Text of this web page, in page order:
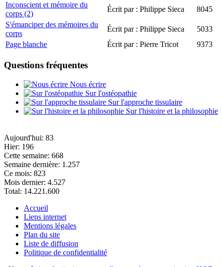
Inconscient et mémoire du
corps (2)
Écrit par : Philippe Sieca
8045
S'émanciper des mémoires du
corps
Écrit par : Philippe Sieca
5033
Page blanche
Écrit par : Pierre Tricot 9373
Questions fréquentes
Nous écrire
Sur l'ostéopathie
Sur l'approche tissulaire
Sur l'histoire et la philosophie
Aujourd'hui: 83
Hier: 196
Cette semaine: 668
Semaine dernière: 1.257
Ce mois: 823
Mois dernier: 4.527
Total: 14.221.600
Accueil
Liens internet
Mentions légales
Plan du site
Liste de diffusion
Politique de confidentialité